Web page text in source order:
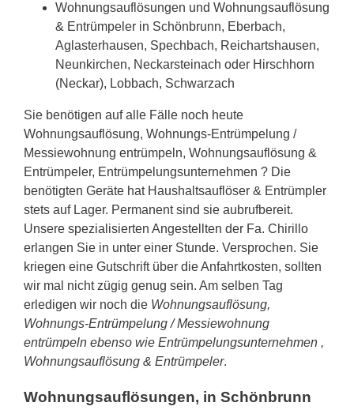
Wohnungsauflösungen und Wohnungsauflösung
& Entrümpeler in Schönbrunn, Eberbach,
Aglasterhausen, Spechbach, Reichartshausen,
Neunkirchen, Neckarsteinach oder Hirschhorn
(Neckar), Lobbach, Schwarzach
Sie benötigen auf alle Fälle noch heute
Wohnungsauflösung, Wohnungs-Entrümpelung /
Messiewohnung entrümpeln, Wohnungsauflösung &
Entrümpeler, Entrümpelungsunternehmen ? Die
benötigten Geräte hat Haushaltsauflöser & Entrümpler
stets auf Lager. Permanent sind sie aubrufbereit.
Unsere spezialisierten Angestellten der Fa. Chirillo
erlangen Sie in unter einer Stunde. Versprochen. Sie
kriegen eine Gutschrift über die Anfahrtkosten, sollten
wir mal nicht zügig genug sein. Am selben Tag
erledigen wir noch die Wohnungsauflösung,
Wohnungs-Entrümpelung / Messiewohnung
entrümpeln ebenso wie Entrümpelungsunternehmen ,
Wohnungsauflösung & Entrümpeler.
Wohnungsauflösungen, in Schönbrunn